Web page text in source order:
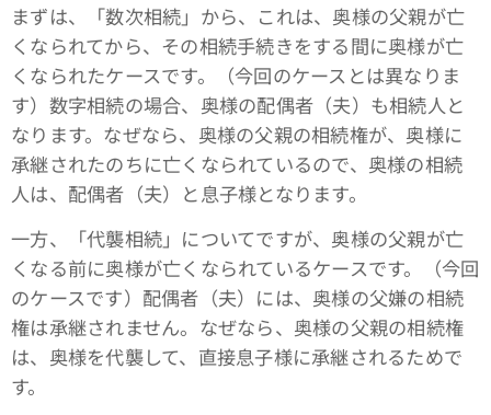
まずは、「数次相続」から、これは、奥様の父親が亡
くなられてから、その相続手続きをする間に奥様が亡
くなられたケースです。（今回のケースとは異なりま
す）数字相続の場合、奥様の配偶者（夫）も相続人と
なります。なぜなら、奥様の父親の相続権が、奥様に
承継されたのちに亡くなられているので、奥様の相続
人は、配偶者（夫）と息子様となります。
一方、「代襲相続」についてですが、奥様の父親が亡
くなる前に奥様が亡くなられているケースです。（今回
のケースです）配偶者（夫）には、奥様の父嫌の相続
権は承継されません。なぜなら、奥様の父親の相続権
は、奥様を代襲して、直接息子様に承継されるためで
す。